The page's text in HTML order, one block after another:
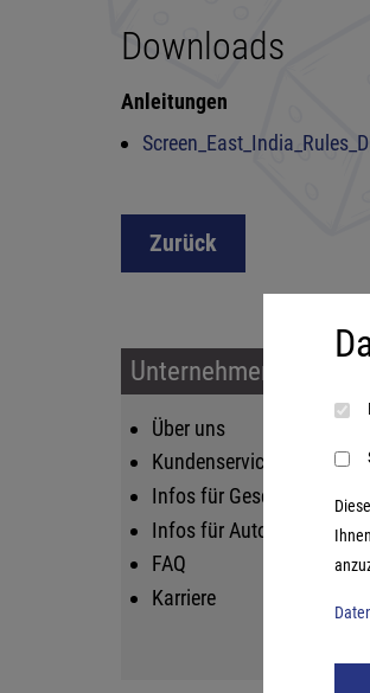
Downloads
Anleitungen
Zurück
Unternehmen & Service
Über uns
Kundenservice
Infos für
Infos für Autoren
FAQ
Karriere